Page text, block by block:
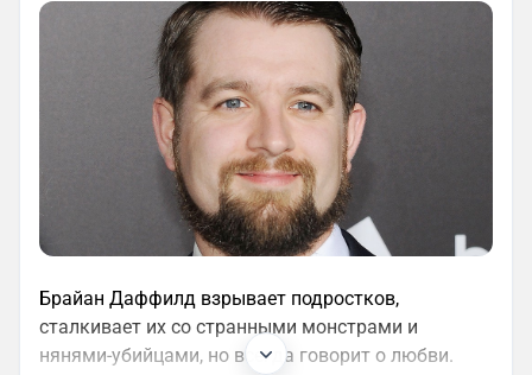
Брайан Даффилд взрывает подростков,
сталкивает их со странными монстрами и
нянями-убийцами, но всегда говорит о любви.